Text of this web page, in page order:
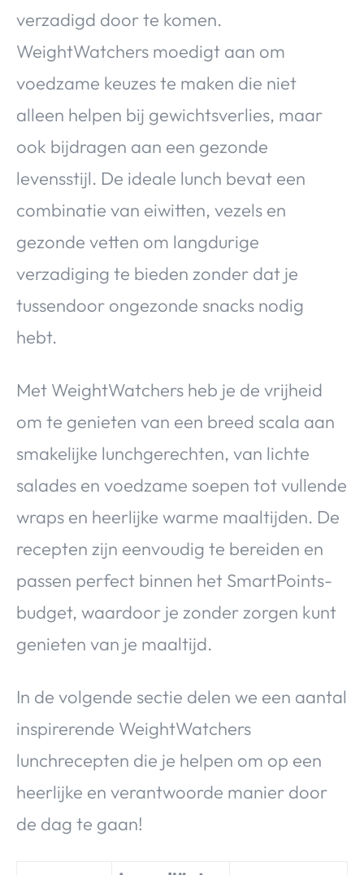
verzadigd door te komen.
WeightWatchers moedigt aan om
voedzame keuzes te maken die niet
alleen helpen bij gewichtsverlies, maar
ook bijdragen aan een gezonde
levensstijl. De ideale lunch bevat een
combinatie van eiwitten, vezels en
gezonde vetten om langdurige
verzadiging te bieden zonder dat je
tussendoor ongezonde snacks nodig
hebt.
Met WeightWatchers heb je de vrijheid
om te genieten van een breed scala aan
smakelijke lunchgerechten, van lichte
salades en voedzame soepen tot vullende
wraps en heerlijke warme maaltijden. De
recepten zijn eenvoudig te bereiden en
passen perfect binnen het SmartPoints-
budget, waardoor je zonder zorgen kunt
genieten van je maaltijd.
In de volgende sectie delen we een aantal
inspirerende WeightWatchers
lunchrecepten die je helpen om op een
heerlijke en verantwoorde manier door
de dag te gaan!